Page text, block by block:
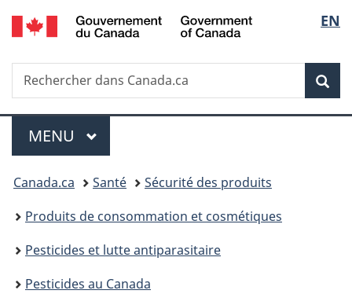
Passer
au
principal
Passer
à
Au
du
Passer
à
version
simplifiée
de
la
EN
Recherche
Rechercher
dans
Menu
MENU PRINCIPAL
Vous
êtes
ici :
Canada.ca Santé
Sécurité des produits
Produits de consommation et cosmétiques
Pesticides et lutte antiparasitaire
Pesticides au Canada